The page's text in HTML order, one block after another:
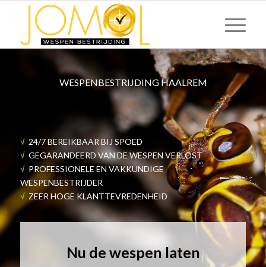
WESPENBESTRIJDING HAALREM
√ 24/7 BEREIKBAAR BIJ SPOED
√ GEGARANDEERD VAN DE WESPEN VERLOST
√ PROFESSIONELE EN VAKKUNDIGE
WESPENBESTRIJDER
√ ZEER HOGE KLANTTEVREDENHEID
Nu de wespen laten